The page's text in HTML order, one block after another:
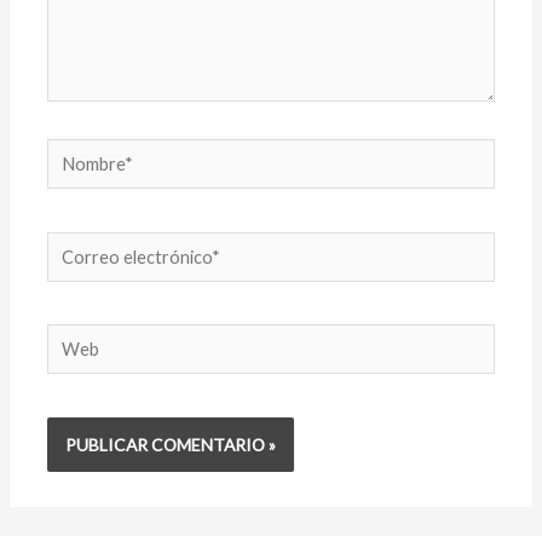
Nombre*
Correo
electrónico*
Web